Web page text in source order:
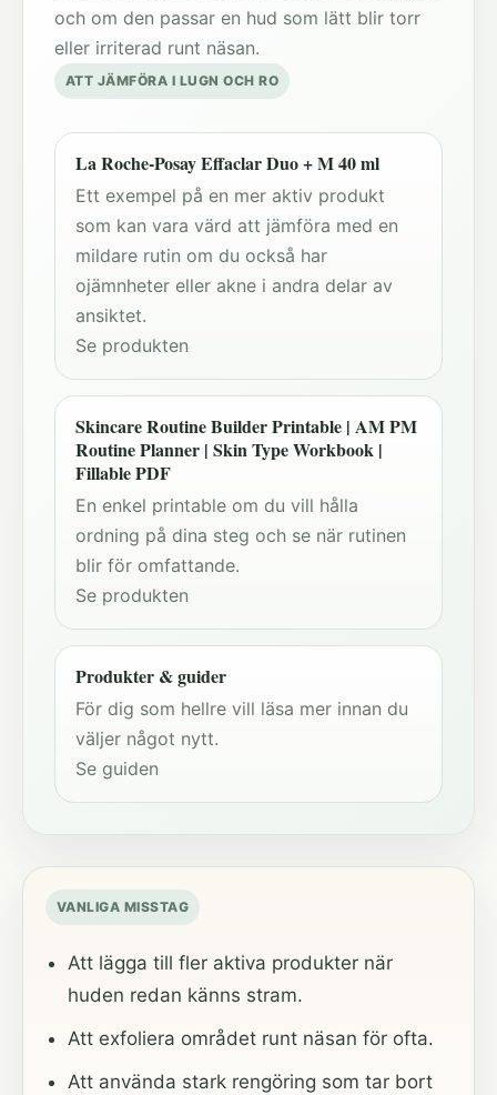
och om den passar en hud som lätt blir torr
eller irriterad runt näsan.
ATT JÄMFÖRA I LUGN OCH RO
La Roche-Posay Effaclar Duo + M 40 ml
Ett exempel på en mer aktiv produkt
som kan vara värd att jämföra med en
mildare rutin om du också har
ojämnheter eller akne i andra delar av
ansiktet.
Se produkten
Skincare Routine Builder Printable | AM PM
Routine Planner | Skin Type Workbook |
Fillable PDF
En enkel printable om du vill hålla
ordning på dina steg och se när rutinen
blir för omfattande.
Se produkten
Produkter & guider
För dig som hellre vill läsa mer innan du
väljer något nytt.
Se guiden
VANLIGA MISSTAG
Att lägga till fler aktiva produkter när
huden redan känns stram.
Att exfoliera området runt näsan för ofta.
Att använda stark rengöring som tar bort